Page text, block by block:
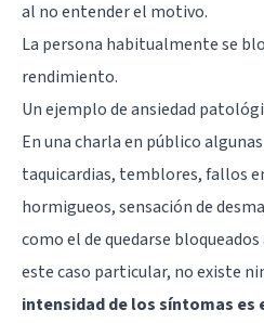
al no entender el motivo.
La persona habitualmente se
rendimiento.
Un ejemplo de ansiedad
En una charla en público
taquicardias, temblores, fallos
hormigueos, sensación de
como el de quedarse
este caso particular, no existe
intensidad de los síntomas es